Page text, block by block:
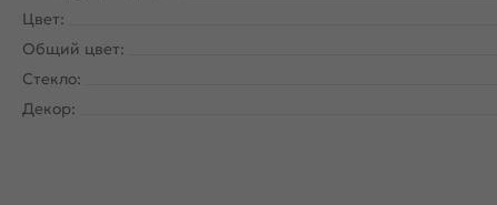
Цвет:
Общий цвет:
Стекло:
Декор: